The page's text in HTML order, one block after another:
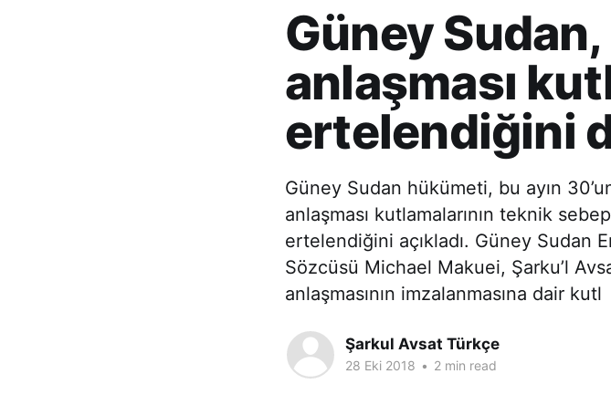
Güney Sudan,
anlaşması
ertelendiğini
Güney Sudan hükümeti, bu ayın
anlaşması kutlamalarının teknik
ertelendiğini açıkladı. Güney Sudan
Sözcüsü Michael Makuei, Şarku’l
anlaşmasının imzalanmasına dair kutl
Şarkul Avsat Türkçe
28 Eki 2018 • 2 min read